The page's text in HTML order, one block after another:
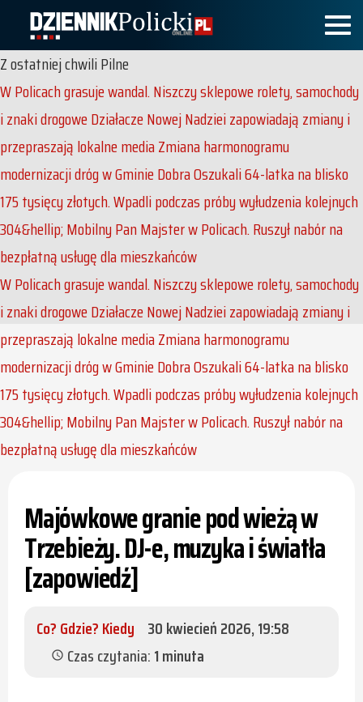
Z ostatniej chwiliPilne
W Policach grasuje wandal. Niszczy sklepowe rolety, samochody
i znaki drogoweDziałacze Nowej Nadziei zapowiadają zmiany i
przepraszają lokalne mediaZmiana harmonogramu
modernizacji dróg w Gminie DobraOszukali 64-latka na blisko
175 tysięcy złotych. Wpadli podczas próby wyłudzenia kolejnych
304&hellip;Mobilny Pan Majster w Policach. Ruszył nabór na
bezpłatną usługę dla mieszkańców
W Policach grasuje wandal. Niszczy sklepowe rolety, samochody
i znaki drogoweDziałacze Nowej Nadziei zapowiadają zmiany i
przepraszają lokalne mediaZmiana harmonogramu
modernizacji dróg w Gminie DobraOszukali 64-latka na blisko
175 tysięcy złotych. Wpadli podczas próby wyłudzenia kolejnych
304&hellip;Mobilny Pan Majster w Policach. Ruszył nabór na
bezpłatną usługę dla mieszkańców
Majówkowe granie pod wieżą w
Trzebieży. DJ-e, muzyka i światła
[zapowiedź]
Co? Gdzie? Kiedy 30 kwiecień 2026, 19:58
schedule Czas czytania:1 minuta